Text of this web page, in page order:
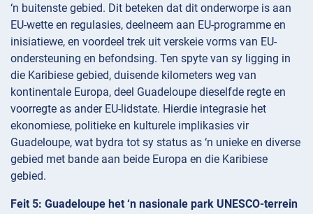
‘n buitenste gebied. Dit beteken dat dit onderworpe is aan
EU-wette en regulasies, deelneem aan EU-programme en
inisiatiewe, en voordeel trek uit verskeie vorms van EU-
ondersteuning en befondsing. Ten spyte van sy ligging in
die Karibiese gebied, duisende kilometers weg van
kontinentale Europa, deel Guadeloupe dieselfde regte en
voorregte as ander EU-lidstate. Hierdie integrasie het
ekonomiese, politieke en kulturele implikasies vir
Guadeloupe, wat bydra tot sy status as ‘n unieke en diverse
gebied met bande aan beide Europa en die Karibiese
gebied.
Feit 5: Guadeloupe het ‘n nasionale park UNESCO-terrein